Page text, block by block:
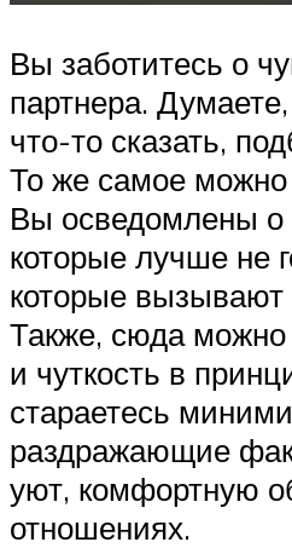
Вы заботитесь о
партнера.
что-то сказать,
То же самое можно
Вы осведомлены о
которые лучше не
которые
Также, сюда можно
и чуткость в
стараетесь
раздражающие
уют, комфортную
отношениях.